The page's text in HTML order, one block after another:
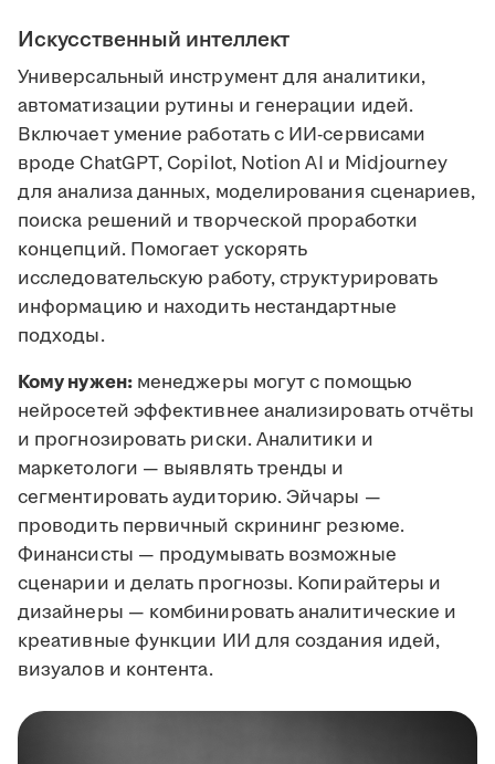
Искусственный интеллект
Универсальный инструмент для аналитики,
автоматизации рутины и генерации идей.
Включает умение работать с ИИ-сервисами
вроде ChatGPT, Copilot, Notion AI и Midjourney
для анализа данных, моделирования сценариев,
поиска решений и творческой проработки
концепций. Помогает ускорять
исследовательскую работу, структурировать
информацию и находить нестандартные
подходы.
Кому нужен:менеджеры могут с помощью
нейросетей эффективнее анализировать отчёты
и прогнозировать риски. Аналитики и
маркетологи — выявлять тренды и
сегментировать аудиторию. Эйчары —
проводить первичный скрининг резюме.
Финансисты — продумывать возможные
сценарии и делать прогнозы. Копирайтеры и
дизайнеры — комбинировать аналитические и
креативные функции ИИ для создания идей,
визуалов и контента.